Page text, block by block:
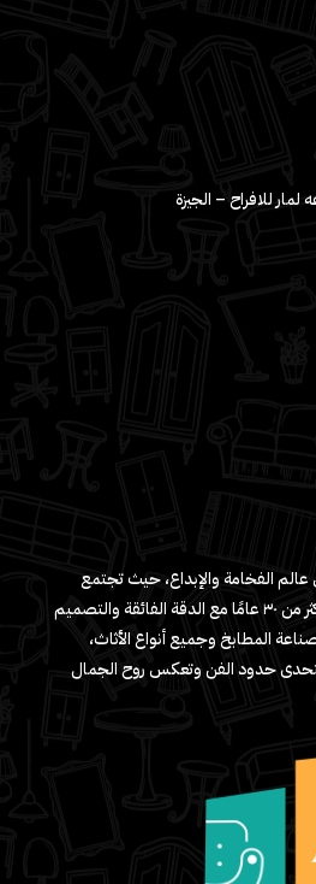
للافراح – الجيزة
عالم الفخامة والإبداع، حيث تجتمع
الخبرة الطويلة التي تمتد لأكثر من ٣٠ عامًا مع الدقة الفائقة والتصميم
المطابخ وجميع أنواع الأثاث،
حدود الفن وتعكس روح الجمال